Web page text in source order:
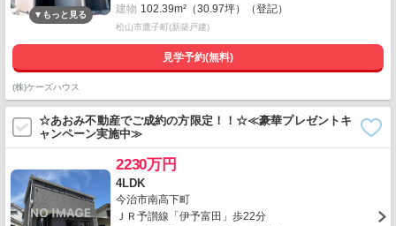
建物 102.39m²（30.97坪）（登記）
松山市鷹子町(新築戸建)
見学予約(無料)
(株)ケーズハウス
☆あおみ不動産でご成約の方限定！！☆≪豪華プレゼントキ
ャンペーン実施中≫
2230万円
4LDK
今治市南高下町
ＪＲ予讃線「伊予富田」歩22分